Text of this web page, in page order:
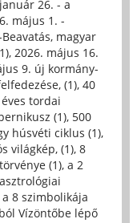
26. - a
május 1. -
magyar
, 2026. május 16.
9. új kormány-
(1), 40
tordai
(1), 500
húsvéti ciklus (1),
világkép, (1), 8
(1), a 2
a 8 szimbolikája
Vízöntőbe lépő